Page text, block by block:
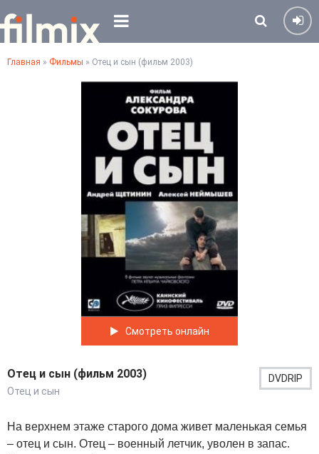
Главная » Фильмы » Отец и сын (фильм 2003)
Смотреть онлайн
Отец и сын (фильм 2003)
Отец и сын
DVDRIP
На верхнем этаже старого дома живет маленькая семья
– отец и сын. Отец – военный летчик, уволен в запас.